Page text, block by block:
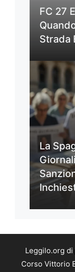
FC 27
Strada
La
Leggilo.org di
Corso Vittorio